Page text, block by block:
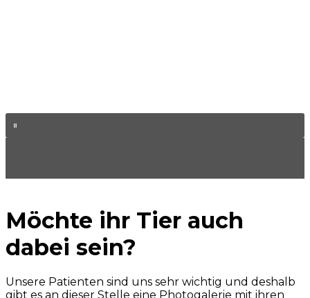
Möchte ihr Tier auch
dabei sein?
Unsere Patienten sind uns sehr wichtig und deshalb
gibt es an dieser Stelle eine Photogalerie mit ihren